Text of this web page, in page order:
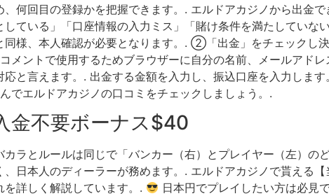
、何回目の登録かを把握できます。. エルドアカジノから出金
ている」「口座情報の入力ミス」「賭け条件を満たしてい
同様、本人確認が必要となります。. ②「出金」をチェックし
メントで使用するためブラウザーに自分の名前、メールアド
応と言えます。. 出金する金額を入力し、振込口座を入力しま
でエルドアカジノの口コミをチェックしましょう。.
金不要ボーナス$40
ラとルールは同じで「バンカー（右）とプレイヤー（左）
、日本人のディーラーが務めます。. エルドアカジノで貰える
詳しく解説しています。.
日本円でプレイしたい方は必見